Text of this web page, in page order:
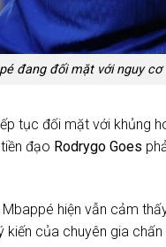
đang đối mặt với nguy
tục đối mặt với khủng
đạo Rodrygo Goes
Mbappé hiện vẫn cảm
của chuyên gia chấn